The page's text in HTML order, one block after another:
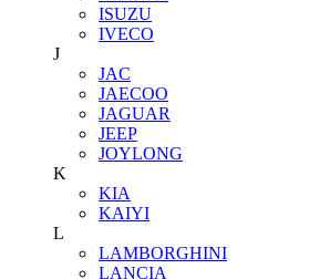
ISUZU
IVECO
J
JAC
JAECOO
JAGUAR
JEEP
JOYLONG
K
KIA
KAIYI
L
LAMBORGHINI
LANCIA